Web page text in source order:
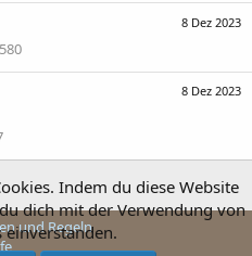
8 Dez 2023
580
8 Dez 2023
und Regeln
Indem du diese Website
dich mit der Verwendung von
einverstanden.